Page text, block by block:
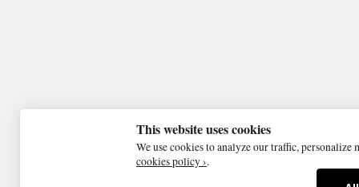
This website uses cookies
We use cookies to analyze our traffic,
cookies policy ›.